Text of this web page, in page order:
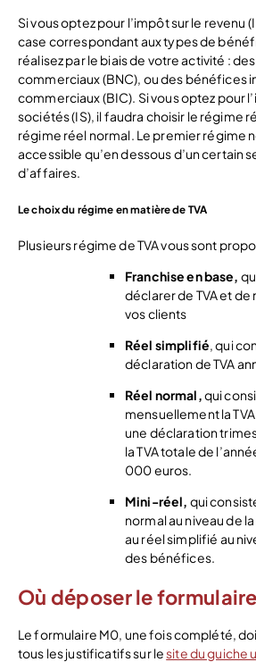
Si vous optez pour l’impôt sur le revenu
case correspondant aux types de
réalisez par le biais de votre activité :
commerciaux (BNC), ou des bénéfices
commerciaux (BIC). Si vous optez pour
sociétés (IS), il faudra choisir le régime
régime réel normal. Le premier régime
accessible qu’en dessous d’un certain
d’affaires.
Le choix du régime en matière de TVA
Plusieurs régime de TVA vous sont
Franchise en base,
déclarer de TVA et de
vos clients
Réel simplifié, qui
déclaration de TVA
Réel normal,qui
mensuellement la
une déclaration
la TVA totale de
000 euros.
Mini-réel, qui
normal au niveau de
au réel simplifié au
des bénéfices.
Où déposer le
Le formulaire M0, une fois complété,
tous les justificatifs sur lesite du guiche